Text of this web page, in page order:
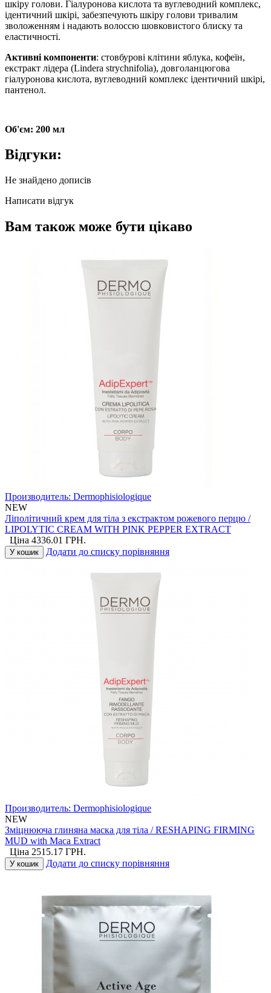
шкіру голови. Гіалуронова кислота та вуглеводний комплекс,
ідентичний шкірі, забезпечують шкіру голови тривалим
зволоженням і надають волоссю шовковистого блиску та
еластичності.
Активні компоненти: стовбурові клітини яблука, кофеїн,
екстракт лідера (Lindera strychnifolia), довголанцюгова
гіалуронова кислота, вуглеводний комплекс ідентичний шкірі,
пантенол.
Об'єм: 200 мл
Відгуки:
Не знайдено дописів
Написати відгук
Вам також може бути цікаво
Производитель: Dermophisiologique
NEW
Ліполітичний крем для тіла з екстрактом рожевого перцю /
LIPOLYTIC CREAM WITH PINK PEPPER EXTRACT
Ціна 4336.01 ГРН.
У кошик Додати до списку порівняння
Производитель: Dermophisiologique
NEW
Зміцнююча глиняна маска для тіла / RESHAPING FIRMING
MUD with Maca Extract
Ціна 2515.17 ГРН.
У кошик Додати до списку порівняння